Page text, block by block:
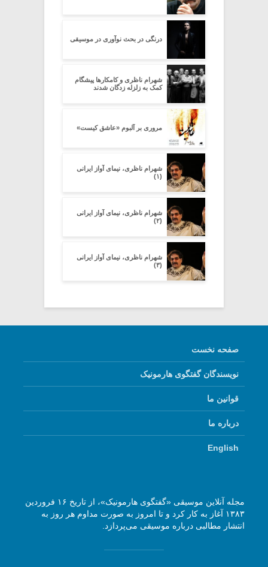
درنگی در بحث نوآوری در موسیقی
شهرام ناظری و کامکارها پیشگام
کمک به زلزله زدگان شدند
مروری بر آلبوم «عاشق کیست»
شهرام ناظری، نیمای آواز ایرانی
(۱)
شهرام ناظری، نیمای آواز ایرانی
(۲)
شهرام ناظری، نیمای آواز ایرانی
(۳)
صفحه نخست
نویسندگان گفتگوی هارمونیک
قوانین ما
درباره ما
English
مجله آنلاین موسیقی «گفتگوی هارمونیک»، از تاریخ ۱۶ فروردین
۱۳۸۳ آغاز به کار کرد و تا امروز به صورت مداوم هر روز به
انتشار مطالبی درباره موسیقی می‌پردازد.